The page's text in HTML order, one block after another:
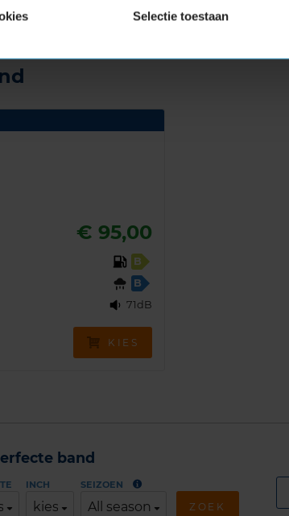
Selectie toestaan
deze autoband: 215 55 R17
€ 95,00
B
B
71dB
KIES
band
INCH
kies
SEIZOEN
All season ZOEK